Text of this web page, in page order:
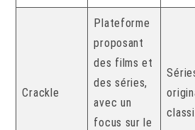
Crackle
Plateforme
proposant
des films et
des séries,
avec un
focus sur le